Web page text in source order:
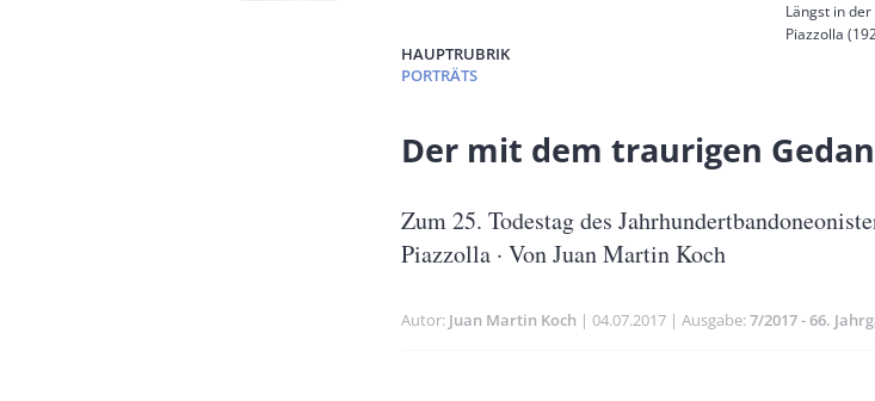
Längst in
Piazzolla
HAUPTRUBRIK
PORTRÄTS
Banner
Size
Der mit dem traurigen
Untertitel
Zum 25. Todestag des
Piazzolla · Von Juan Martin Koch
Autor Juan Martin Koch Publikationsdatum
04.07.2017 Ausgabe 7/2017 - 66.